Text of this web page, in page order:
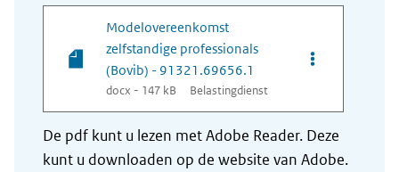
Modelovereenkomst
zelfstandige professionals
(Bovib) - 91321.69656.1
docx - 147 kB Belastingdienst
Opties van
De pdf kunt u lezen met Adobe Reader. Deze
kunt u downloaden op de website van Adobe.